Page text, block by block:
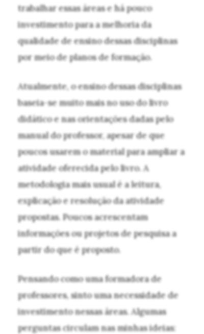
trabalhar essas áreas e há pouco
investimento para a melhoria da
qualidade de ensino dessas disciplinas
por meio de planos de formação.
Atualmente, o ensino dessas disciplinas
baseia-se muito mais no uso do livro
didático e nas orientações dadas pelo
manual do professor, apesar de que
poucos usarem o material para ampliar a
atividade oferecida pelo livro. A
metodologia mais usual é a leitura,
explicação e resolução da atividade
propostas. Poucos acrescentam
informações ou projetos de pesquisa a
partir do que é proposto.
Pensando como uma formadora de
professores, sinto uma necessidade de
investimento nessas áreas. Algumas
perguntas circulam nas minhas ideias: